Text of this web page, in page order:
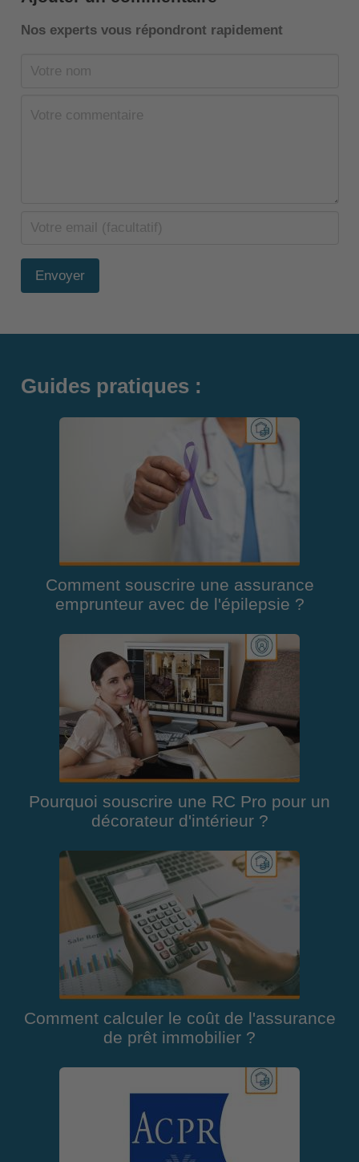
Nos experts vous répondront rapidement
Envoyer
Guides pratiques :
Comment souscrire une assurance
emprunteur avec de l'épilepsie ?
Pourquoi souscrire une RC Pro pour un
décorateur d'intérieur ?
Comment calculer le coût de l'assurance
de prêt immobilier ?